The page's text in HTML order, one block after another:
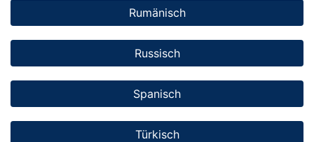
Rumänisch
Russisch
Spanisch
Türkisch